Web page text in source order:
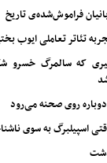
فراموش‌شده‌ی تاریخ
تئاتر تعاملی ایوب
مناسبت ۲۸ تیری که سالمرگ
روی صحنه می‌رود
اسپیلبرگ به سوی